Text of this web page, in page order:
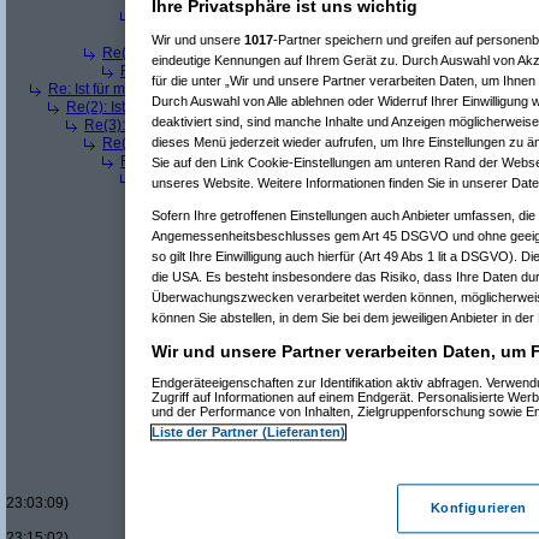
Re(6): Ist für mich ein Benzin- oder ein Dieselmotor
Re(7): Ist für mich ein Benzin- oder ein Dieselmotor
Re(4): Ist für mich ein Benzin- oder ein Dieselmotor geeigneter? (
Re(5): Ist für mich ein Benzin- oder ein Dieselmotor geeigneter?
Re: Ist für mich ein Benzin- oder ein Dieselmotor geeigneter?(Superfast
Re(2): Ist für mich ein Benzin- oder ein Dieselmotor geeigneter?(dizo
Re(3): Ist für mich ein Benzin- oder ein Dieselmotor geeigneter?(
Re(4): Ist für mich ein Benzin- oder ein Dieselmotor geeigneter?(
Re(5): Ist für mich ein Benzin- oder ein Dieselmotor geeigneter?
Re(6): Ist für mich ein Benzin- oder ein Dieselmotor
Re(8): Ist für mich ein Benzin- oder ein Dieselmotor
Re(9): Ist für mich ein Benzin- oder ein Dieselmotor
Re(10): Ist für mich ein Benzin- oder ein
Re(11): Ist für mich ein Benzin- oder ein
Re(11): Ist für mich ein Benzin- oder ein
Re(7): Ist für mich ein Benzin- oder ein Dieselmotor
Re(7): Ist für mich ein Benzin- oder ein Dieselmotor
Re(8): Ist für mich ein Benzin- oder ein Dieselmotor
Re(9): Ist für mich ein Benzin- oder ein Dieselmotor
Re(10): Ist für mich ein Benzin- oder ein
Re(11): Ist für mich ein Benzin- oder ein
Re(12): Ist für mich ein Benzin- oder ein
Re(13): Ist für mich ein Benzin- oder ein
Re(16): Ist für mich ein Benzin-
23:03:09)
Ihre Privatsphäre ist uns wichtig
Wir und unsere 1017-Partner speichern und greifen auf
eindeutige Kennungen auf Ihrem Gerät zu. Durch Auswahl von
für die unter „Wir und unsere Partner verarbeiten Daten, um
Durch Auswahl von Alle ablehnen oder Widerruf Ihrer
deaktiviert sind, sind manche Inhalte und Anzeigen
dieses Menü jederzeit wieder aufrufen, um Ihre Einstellungen zu
Sie auf den Link Cookie-Einstellungen am unteren Rand der
unseres Website. Weitere Informationen finden Sie in unserer
Sofern Ihre getroffenen Einstellungen auch Anbieter umfassen,
Angemessenheitsbeschlusses gem Art 45 DSGVO und ohne
so gilt Ihre Einwilligung auch hierfür (Art 49 Abs 1 lit a DSGVO).
die USA. Es besteht insbesondere das Risiko, dass Ihre Daten
Überwachungszwecken verarbeitet werden können,
können Sie abstellen, in dem Sie bei dem jeweiligen Anbieter in
Wir und unsere Partner verarbeiten Daten, um
Endgeräteeigenschaften zur Identifikation aktiv abfragen.
Zugriff auf Informationen auf einem Endgerät. Personalisierte
und der Performance von Inhalten, Zielgruppenforschung sowie
Liste der Partner (Lieferanten)
Konfigurieren